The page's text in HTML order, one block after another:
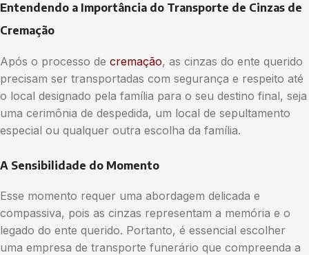
Entendendo a Importância do Transporte de Cinzas de
Cremação
Após o processo de cremação, as cinzas do ente querido
precisam ser transportadas com segurança e respeito até
o local designado pela família para o seu destino final, seja
uma cerimônia de despedida, um local de sepultamento
especial ou qualquer outra escolha da família.
A Sensibilidade do Momento
Esse momento requer uma abordagem delicada e
compassiva, pois as cinzas representam a memória e o
legado do ente querido. Portanto, é essencial escolher
uma empresa de transporte funerário que compreenda a